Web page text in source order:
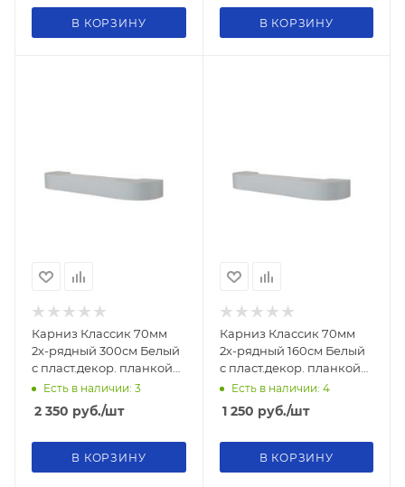
В КОРЗИНУ В КОРЗИНУ
Карниз Классик 70мм
2х-рядный 300см Белый
с пласт.декор. планкой
УЛЬТРАКОМПАКТ
Есть в наличии: 3
2 350 руб./шт
В КОРЗИНУ
Карниз Классик 70мм
2х-рядный 160см Белый
с пласт.декор. планкой
УЛЬТРАКОМПАКТ
Есть в наличии: 4
1 250 руб./шт
В КОРЗИНУ